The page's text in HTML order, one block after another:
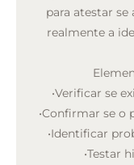
para atestar se
realmente a
•Verificar se
•Confirmar se o
•Identificar
•Testar